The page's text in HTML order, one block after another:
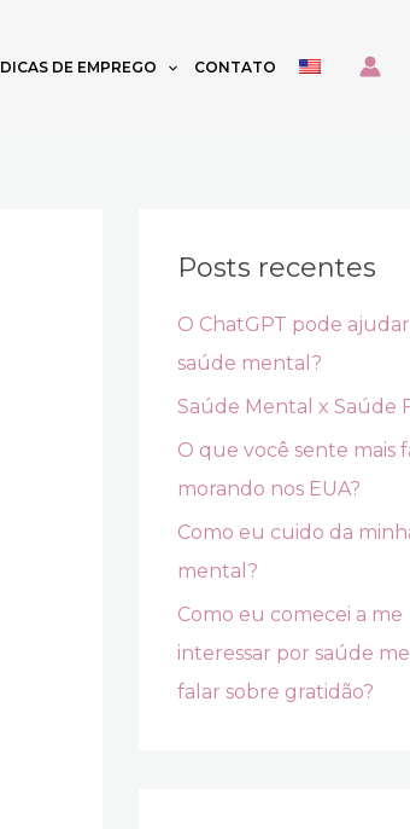
DICAS DE EMPREGO CONTATO
Posts recentes
O ChatGPT pode
saúde mental?
Saúde Mental x Saúde
O que você sente mais
morando nos EUA?
Como eu cuido da
mental?
Como eu comecei a me
interessar por saúde
falar sobre gratidão?